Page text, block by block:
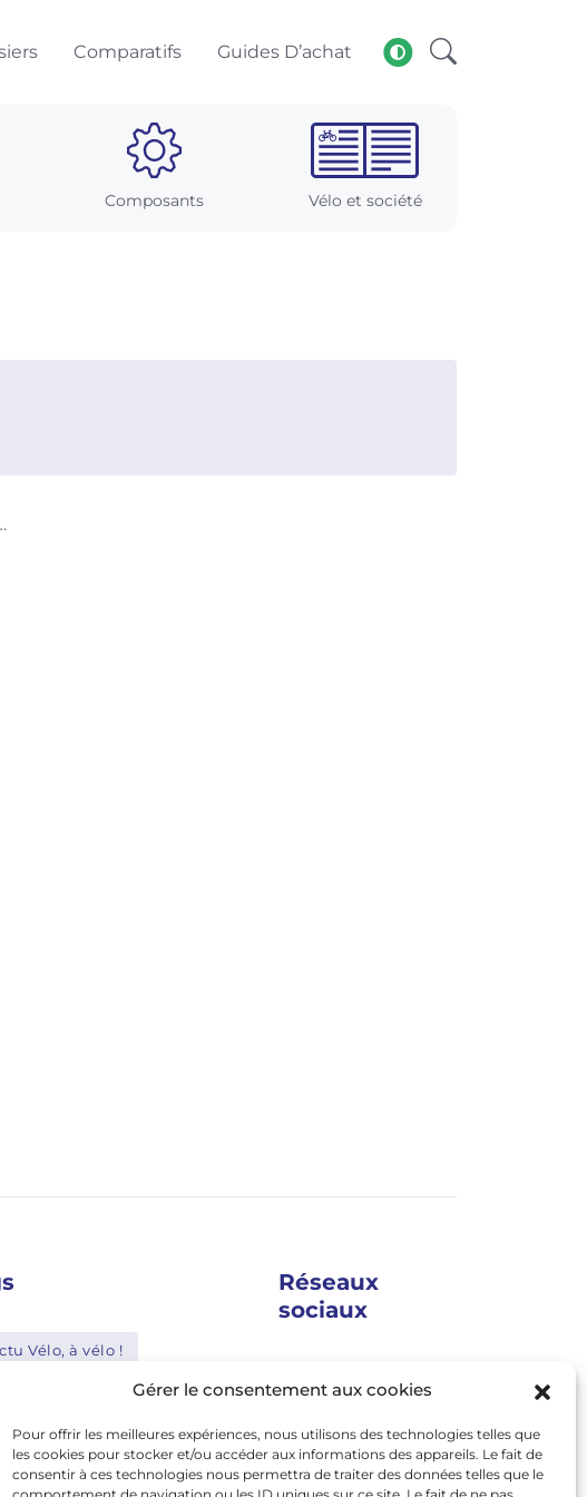
Gérer le consentement aux cookies
Pour offrir les meilleures expériences, nous utilisons des technologies telles que
les cookies pour stocker et/ou accéder aux informations des appareils. Le fait de
consentir à ces technologies nous permettra de traiter des données telles que le
Comparatifs Guides D’achat
Composants Vélo et société
Vélo, à vélo !
Shimano
Bosch
Abus
Réseaux
sociaux
twitter
linkedin